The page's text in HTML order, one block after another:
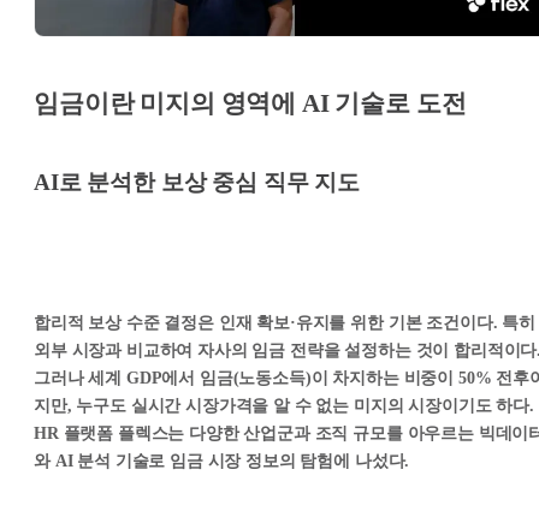
임금이란 미지의 영역에 AI 기술로 도전
AI로 분석한 보상 중심 직무 지도
합리적 보상 수준 결정은 인재 확보·유지를 위한 기본 조건이다. 특히
외부 시장과 비교하여 자사의 임금 전략을 설정하는 것이 합리적이
그러나 세계 GDP에서 임금(노동소득)이 차지하는 비중이 50% 전후
지만, 누구도 실시간 시장가격을 알 수 없는 미지의 시장이기도 하다.
HR 플랫폼 플렉스는 다양한 산업군과 조직 규모를 아우르는 빅데이
와 AI 분석 기술로 임금 시장 정보의 탐험에 나섰다.